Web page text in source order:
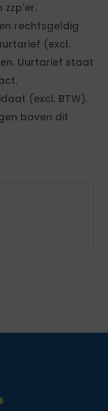
rechtsgeldig
(excl.
Uurtarief staat
(excl. BTW).
boven dit